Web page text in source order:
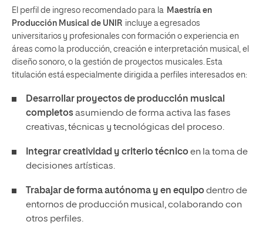
El perfil de ingreso recomendado para la Maestría en
Producción Musical de UNIR incluye a egresados
universitarios y profesionales con formación o experiencia en
áreas como la producción, creación e interpretación musical, el
diseño sonoro, o la gestión de proyectos musicales. Esta
titulación está especialmente dirigida a perfiles interesados en:
Desarrollar proyectos de producción musical
completosasumiendo de forma activa las fases
creativas, técnicas y tecnológicas del proceso.
Integrar creatividad y criterio técnicoen la toma de
decisiones artísticas.
Trabajar de forma autónoma y en equipodentro de
entornos de producción musical, colaborando con
otros perfiles.